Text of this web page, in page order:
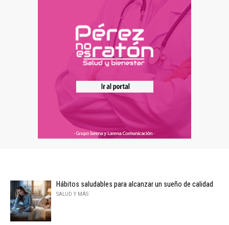
Hábitos saludables para alcanzar un sueño de calidad
SALUD Y MÁS